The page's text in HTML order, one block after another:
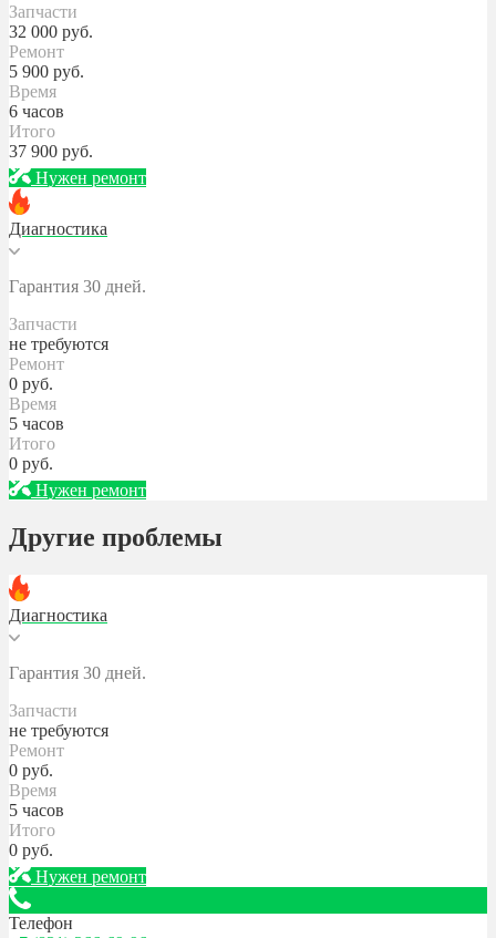
Запчасти
32 000 руб.
Ремонт
5 900 руб.
Время
6 часов
Итого
37 900 руб.
Нужен ремонт
Диагностика
Гарантия 30 дней.
Запчасти
не требуются
Ремонт
0 руб.
Время
5 часов
Итого
0 руб.
Нужен ремонт
Другие проблемы
Диагностика
Гарантия 30 дней.
Запчасти
не требуются
Ремонт
0 руб.
Время
5 часов
Итого
0 руб.
Нужен ремонт
Телефон